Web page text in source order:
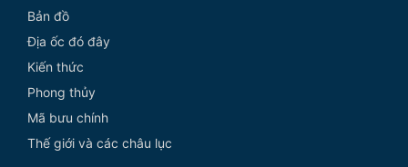
Bản đồ
Địa ốc đó đây
Kiến thức
Phong thủy
Mã bưu chính
Thế giới và các châu lục